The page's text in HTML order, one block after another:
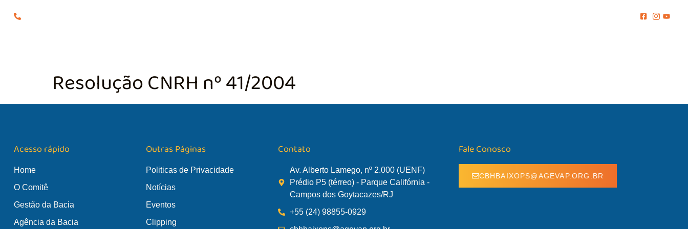
Resolução CNRH nº 41/2004
Acesso rápido
Home
O Comitê
Gestão da Bacia
Agência da Bacia
Outras Páginas
Politicas de Privacidade
Notícias
Eventos
Clipping
Contato
Av. Alberto Lamego, nº 2.000 (UENF)
Prédio P5 (térreo) - Parque Califórnia -
Campos dos Goytacazes/RJ
+55 (24) 98855-0929
Fale Conosco
CBHBAIXOPS@AGEVAP.ORG.BR